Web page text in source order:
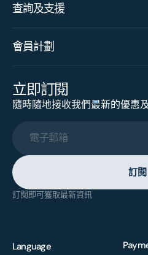
查詢及支援
會員計劃
立即訂閱
隨時隨地接收我們最新的優惠
電子郵箱
訂閱
訂閱即可獲取最新資訊
Language